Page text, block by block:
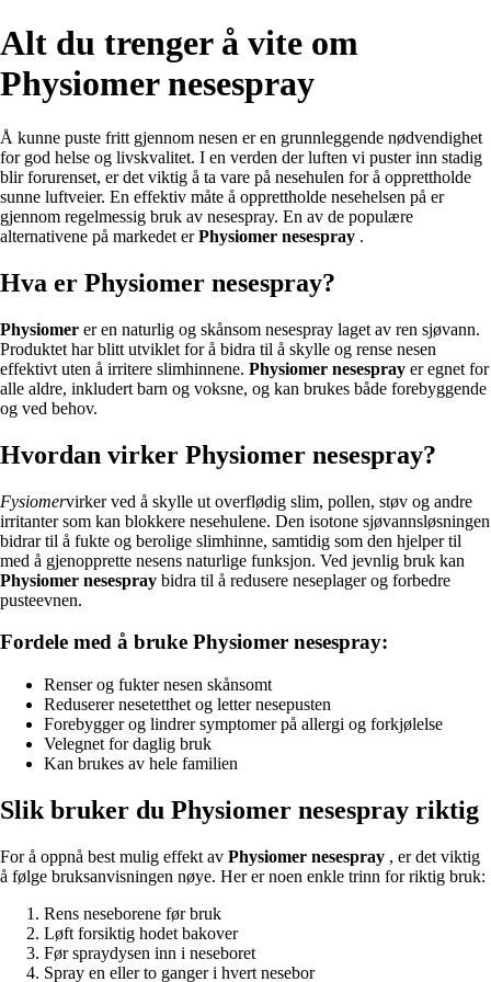
Alt du trenger å vite om
Physiomer nesespray
Å kunne puste fritt gjennom nesen er en grunnleggende nødvendighet
for god helse og livskvalitet. I en verden der luften vi puster inn stadig
blir forurenset, er det viktig å ta vare på nesehulen for å opprettholde
sunne luftveier. En effektiv måte å opprettholde nesehelsen på er
gjennom regelmessig bruk av nesespray. En av de populære
alternativene på markedet erPhysiomer nesespray .
Hva er Physiomer nesespray?
Physiomer er en naturlig og skånsom nesespray laget av ren sjøvann.
Produktet har blitt utviklet for å bidra til å skylle og rense nesen
effektivt uten å irritere slimhinnene. Physiomer nesespray er egnet for
alle aldre, inkludert barn og voksne, og kan brukes både forebyggende
og ved behov.
Hvordan virker Physiomer nesespray?
Fysiomervirker ved å skylle ut overflødig slim, pollen, støv og andre
irritanter som kan blokkere nesehulene. Den isotone sjøvannsløsningen
bidrar til å fukte og berolige slimhinne, samtidig som den hjelper til
med å gjenopprette nesens naturlige funksjon. Ved jevnlig bruk kan
Physiomer nesespray bidra til å redusere neseplager og forbedre
pusteevnen.
Fordele med å bruke Physiomer nesespray:
Renser og fukter nesen skånsomt
Reduserer nesetetthet og letter nesepusten
Forebygger og lindrer symptomer på allergi og forkjølelse
Velegnet for daglig bruk
Kan brukes av hele familien
Slik bruker du Physiomer nesespray riktig
For å oppnå best mulig effekt av Physiomer nesespray , er det viktig
å følge bruksanvisningen nøye. Her er noen enkle trinn for riktig bruk:
Rens neseborene før bruk
Løft forsiktig hodet bakover
Før spraydysen inn i neseboret
Spray en eller to ganger i hvert nesebor